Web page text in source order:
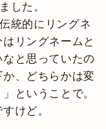
した。
統的にリングネ
リングネームと
と思っていたの
、どちらかは変
ということで。
けど。